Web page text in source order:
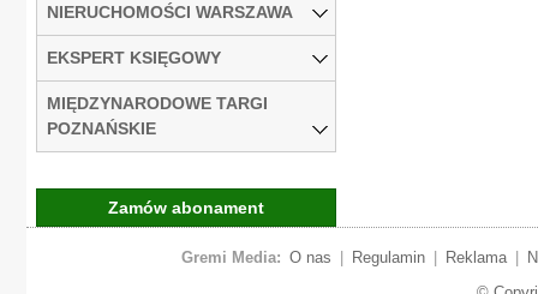
NIERUCHOMOŚCI WARSZAWA
EKSPERT KSIĘGOWY
MIĘDZYNARODOWE TARGI
POZNAŃSKIE
Zamów abonament
Gremi Media: O nas Regulamin Reklama